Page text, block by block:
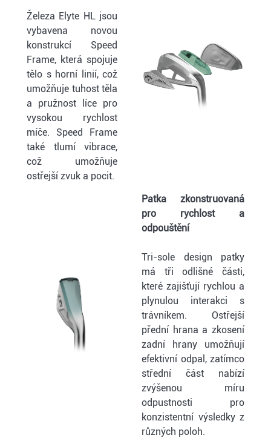
Železa Elyte HL jsou
vybavena novou
konstrukcí Speed
Frame, která spojuje
tělo s horní linií, což
umožňuje tuhost těla
a pružnost líce pro
vysokou rychlost
míče. Speed Frame
také tlumí vibrace,
což umožňuje
ostřejší zvuk a pocit.
Patka zkonstruovaná
pro rychlost a
odpouštění
Tri-sole design patky
má tři odlišné části,
které zajišťují rychlou a
plynulou interakci s
trávníkem. Ostřejší
přední hrana a zkosení
zadní hrany umožňují
efektivní odpal, zatímco
střední část nabízí
zvýšenou míru
odpustnosti pro
konzistentní výsledky z
různých poloh.